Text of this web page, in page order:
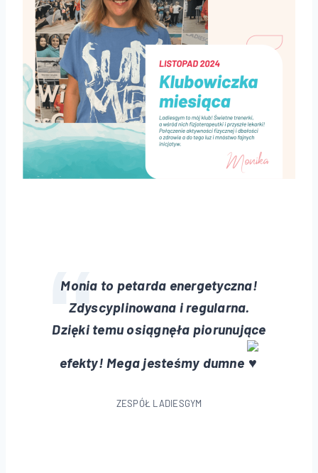
Monia to petarda energetyczna!
Zdyscyplinowana i regularna.
Dzięki temu osiągnęła piorunujące
efekty! Mega jesteśmy dumne
ZESPÓŁ LADIESGYM